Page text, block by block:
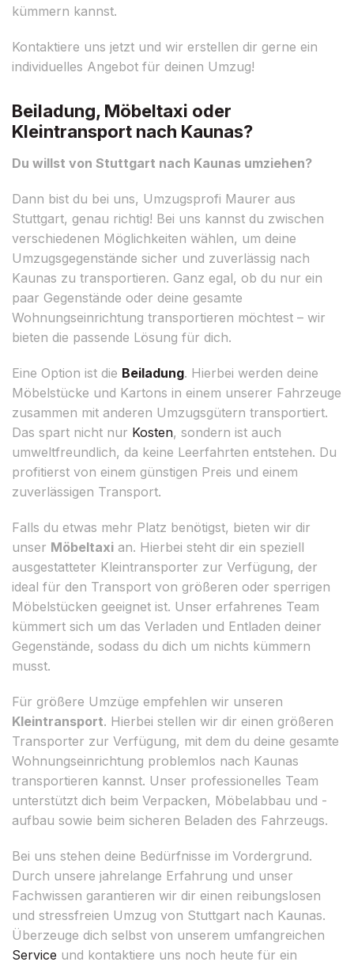
kümmern kannst.
Kontaktiere uns jetzt und wir erstellen dir gerne ein
individuelles Angebot für deinen Umzug!
Beiladung, Möbeltaxi oder
Kleintransport nach Kaunas?
Du willst von Stuttgart nach Kaunas umziehen?
Dann bist du bei uns, Umzugsprofi Maurer aus
Stuttgart, genau richtig! Bei uns kannst du zwischen
verschiedenen Möglichkeiten wählen, um deine
Umzugsgegenstände sicher und zuverlässig nach
Kaunas zu transportieren. Ganz egal, ob du nur ein
paar Gegenstände oder deine gesamte
Wohnungseinrichtung transportieren möchtest – wir
bieten die passende Lösung für dich.
Eine Option ist die Beiladung. Hierbei werden deine
Möbelstücke und Kartons in einem unserer Fahrzeuge
zusammen mit anderen Umzugsgütern transportiert.
Das spart nicht nur Kosten, sondern ist auch
umweltfreundlich, da keine Leerfahrten entstehen. Du
profitierst von einem günstigen Preis und einem
zuverlässigen Transport.
Falls du etwas mehr Platz benötigst, bieten wir dir
unser Möbeltaxi an. Hierbei steht dir ein speziell
ausgestatteter Kleintransporter zur Verfügung, der
ideal für den Transport von größeren oder sperrigen
Möbelstücken geeignet ist. Unser erfahrenes Team
kümmert sich um das Verladen und Entladen deiner
Gegenstände, sodass du dich um nichts kümmern
musst.
Für größere Umzüge empfehlen wir unseren
Kleintransport. Hierbei stellen wir dir einen größeren
Transporter zur Verfügung, mit dem du deine gesamte
Wohnungseinrichtung problemlos nach Kaunas
transportieren kannst. Unser professionelles Team
unterstützt dich beim Verpacken, Möbelabbau und -
aufbau sowie beim sicheren Beladen des Fahrzeugs.
Bei uns stehen deine Bedürfnisse im Vordergrund.
Durch unsere jahrelange Erfahrung und unser
Fachwissen garantieren wir dir einen reibungslosen
und stressfreien Umzug von Stuttgart nach Kaunas.
Überzeuge dich selbst von unserem umfangreichen
Service und kontaktiere uns noch heute für ein